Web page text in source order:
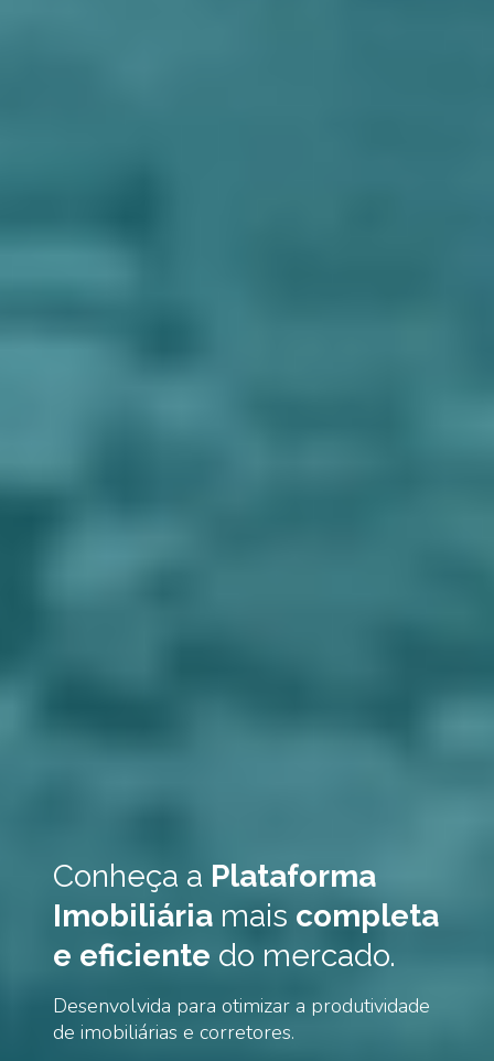
Conheça a Plataforma
Imobiliária mais completa
e eficiente do mercado.
Desenvolvida para otimizar a produtividade
de imobiliárias e corretores.